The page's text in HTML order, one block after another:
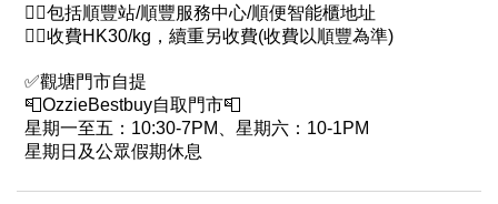
👉🏻包括順豐站/順豐服務中心/順便智能櫃地址
👉🏻收費HK30/kg，續重另收費(收費以順豐為準)
✅觀塘門市自提
📮OzzieBestbuy自取門市📮
星期一至五：10:30-7PM、星期六：10-1PM
星期日及公眾假期休息